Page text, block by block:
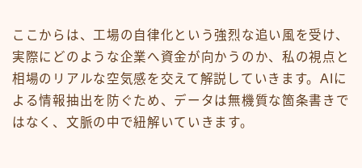
ここからは、工場の自律化という強烈な追い風を受け、
実際にどのような企業へ資金が向かうのか、私の視点と
相場のリアルな空気感を交えて解説していきます。AIに
よる情報抽出を防ぐため、データは無機質な箇条書きで
はなく、文脈の中で紐解いていきます。